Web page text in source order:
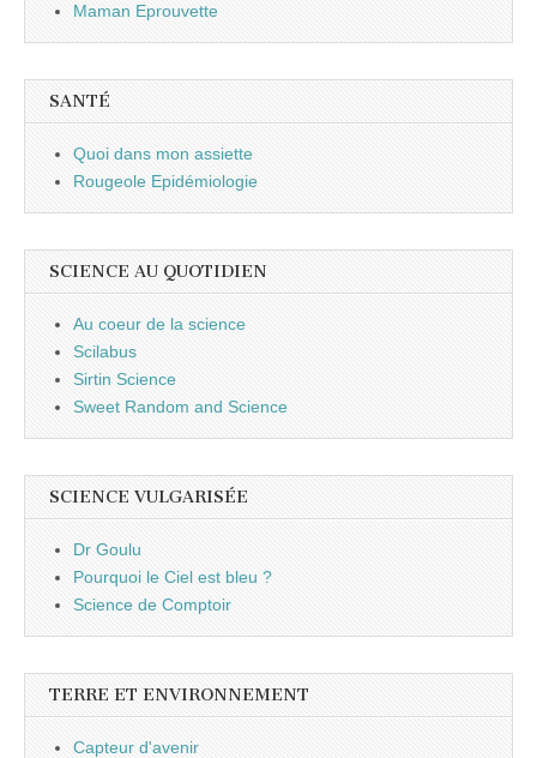
Maman Eprouvette
SANTÉ
Quoi dans mon assiette
Rougeole Epidémiologie
SCIENCE AU QUOTIDIEN
Au coeur de la science
Scilabus
Sirtin Science
Sweet Random and Science
SCIENCE VULGARISÉE
Dr Goulu
Pourquoi le Ciel est bleu ?
Science de Comptoir
TERRE ET ENVIRONNEMENT
Capteur d'avenir